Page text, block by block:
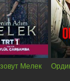
Мелек